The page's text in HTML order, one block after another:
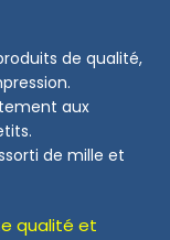
de qualité,
aux
de mille et
qualité et